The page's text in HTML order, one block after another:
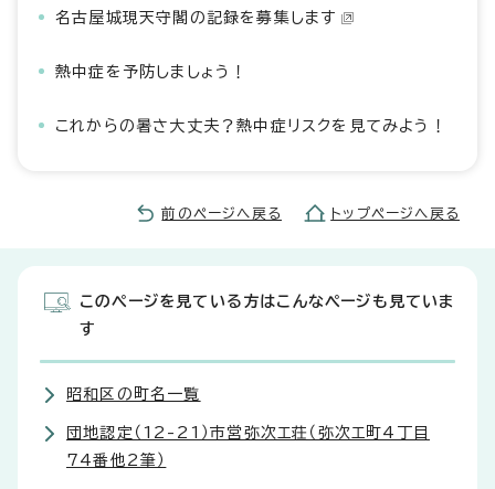
名古屋城現天守閣の記録を募集します
熱中症を予防しましょう！
これからの暑さ大丈夫？熱中症リスクを見てみよう！
前のページへ戻る トップページへ戻る
このページを見ている方はこんなページも見ていま
す
昭和区の町名一覧
団地認定（12-21）市営弥次エ荘（弥次エ町4丁目
74番他2筆）